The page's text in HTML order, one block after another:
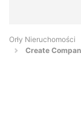
Orły Nieruchomości
Create